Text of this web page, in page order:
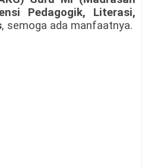
Pedagogik, Literasi,
, semoga ada manfaatnya.